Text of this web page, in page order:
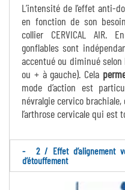
L’intensité de l’effet anti-
en fonction de son
collier CERVICAL AIR.
gonflables sont
accentué ou diminué
ou + à gauche). Cela
mode d’action est
névralgie cervico
l’arthrose cervicale qui est
2 / Effet d’alignement
d’étouffement